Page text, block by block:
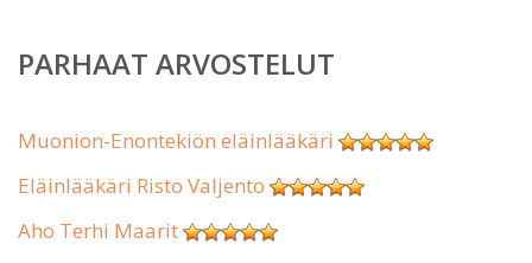
PARHAAT ARVOSTELUT
Muonion-Enontekiön eläinlääkäri
Eläinlääkäri Risto Valjento
Aho Terhi Maarit